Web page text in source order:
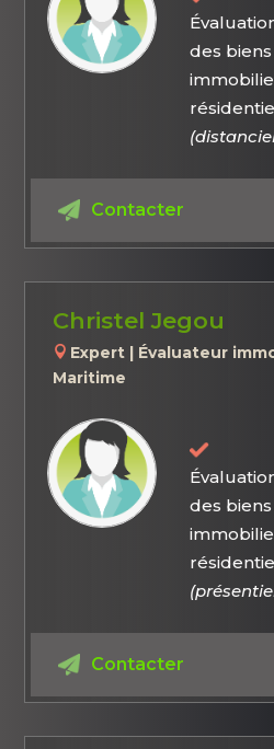
des biens
Contacter
Christel Jegou
Expert | Évaluateur
Maritime
des biens
Contacter